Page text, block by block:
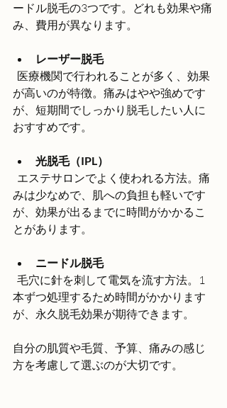
ードル脱毛の3つです。どれも効果や痛
み、費用が異なります。
レーザー脱毛
が高いのが特徴。痛みはやや強めです
が、短期間でしっかり脱毛したい人に
おすすめです。
光脱毛（IPL）
みは少なめで、肌への負担も軽いです
が、効果が出るまでに時間がかかるこ
とがあります。
ニードル脱毛
本ずつ処理するため時間がかかります
が、永久脱毛効果が期待できます。
自分の肌質や毛質、予算、痛みの感じ
方を考慮して選ぶのが大切です。